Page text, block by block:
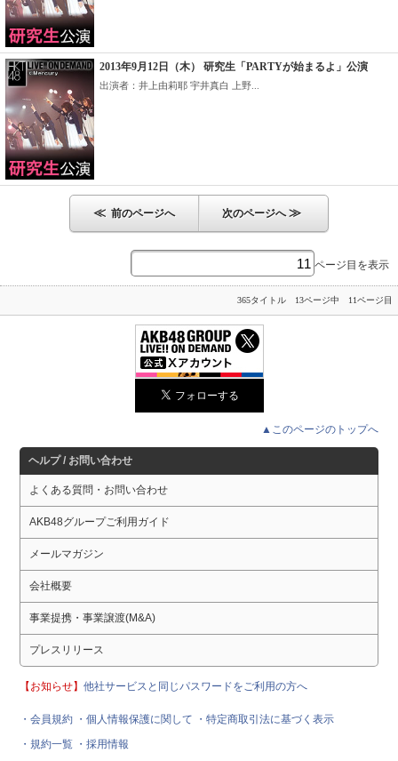
2013年9月12日（木） 研究生「PARTYが始まるよ」公演
出演者：井上由莉耶 宇井真白 上野...
≪ 前のページへ 次のページへ≫
ページ目を表示
365タイトル 13ページ中 11ページ目
▲このページのトップへ
ヘルプ / お問い合わせ
よくある質問・お問い合わせ
AKB48グループご利用ガイド
メールマガジン
会社概要
事業提携・事業譲渡(M&A)
プレスリリース
【お知らせ】他社サービスと同じパスワードをご利用の方へ
・会員規約 ・個人情報保護に関して
・特定商取引法に基づく表示
・規約一覧 ・採用情報